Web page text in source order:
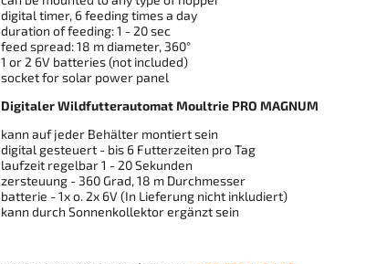
digital timer, 6 feeding times a day
duration of feeding: 1 - 20 sec
feed spread: 18 m diameter, 360°
1 or 2 6V batteries (not included)
socket for solar power panel
Digitaler Wildfutterautomat Moultrie PRO MAGNUM
kann auf jeder Behälter montiert sein
digital gesteuert - bis 6 Futterzeiten pro Tag
laufzeit regelbar 1 - 20 Sekunden
zersteuung - 360 Grad, 18 m Durchmesser
batterie - 1x o. 2x 6V (In Lieferung nicht inkludiert)
kann durch Sonnenkollektor ergänzt sein